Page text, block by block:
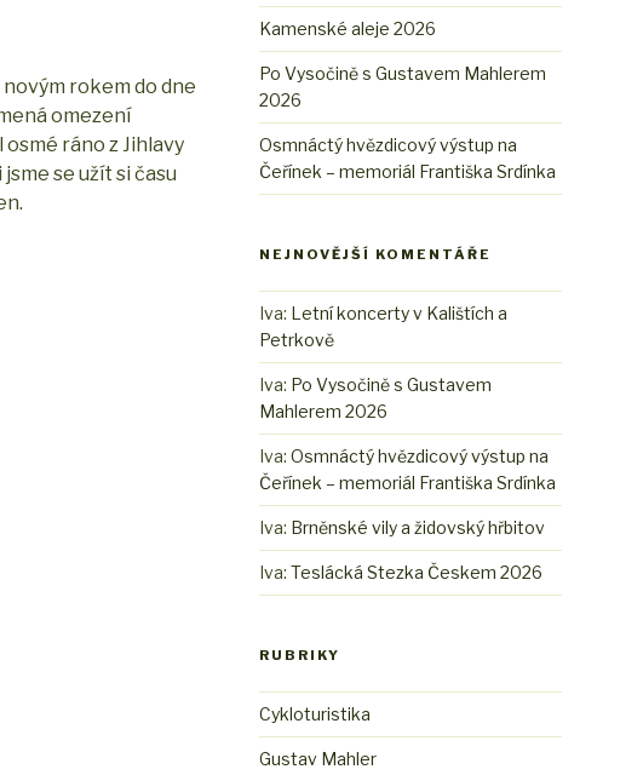
rokem do dne
omezení
ráno z Jihlavy
se užít si času
Kamenské aleje 2026
Po Vysočině s Gustavem Mahlerem
2026
Osmnáctý hvězdicový výstup na
Čeřínek – memoriál Františka Srdínka
NEJNOVĚJŠÍ KOMENTÁŘE
Iva: Letní koncerty v Kalištích a
Petrkově
Iva: Po Vysočině s Gustavem
Mahlerem 2026
Iva:Osmnáctý hvězdicový výstup na
Čeřínek – memoriál Františka Srdínka
Iva: Brněnské vily a židovský hřbitov
Iva:Teslácká Stezka Českem 2026
RUBRIKY
Cykloturistika
Gustav Mahler